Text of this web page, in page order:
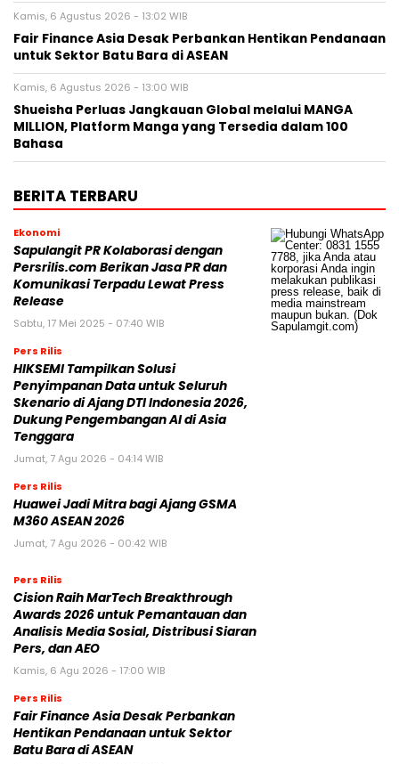
Kamis, 6 Agustus 2026 - 13:02 WIB
Fair Finance Asia Desak Perbankan Hentikan Pendanaan
untuk Sektor Batu Bara di ASEAN
Kamis, 6 Agustus 2026 - 13:00 WIB
Shueisha Perluas Jangkauan Global melalui MANGA
MILLION, Platform Manga yang Tersedia dalam 100
Bahasa
BERITA TERBARU
Ekonomi
Sapulangit PR Kolaborasi dengan
Persrilis.com Berikan Jasa PR dan
Komunikasi Terpadu Lewat Press
Release
Sabtu, 17 Mei 2025 - 07:40 WIB
Pers Rilis
HIKSEMI Tampilkan Solusi
Penyimpanan Data untuk Seluruh
Skenario di Ajang DTI Indonesia 2026,
Dukung Pengembangan AI di Asia
Tenggara
Jumat, 7 Agu 2026 - 04:14 WIB
Pers Rilis
Huawei Jadi Mitra bagi Ajang GSMA
M360 ASEAN 2026
Jumat, 7 Agu 2026 - 00:42 WIB
Pers Rilis
Cision Raih MarTech Breakthrough
Awards 2026 untuk Pemantauan dan
Analisis Media Sosial, Distribusi Siaran
Pers, dan AEO
Kamis, 6 Agu 2026 - 17:00 WIB
Pers Rilis
Fair Finance Asia Desak Perbankan
Hentikan Pendanaan untuk Sektor
Batu Bara di ASEAN